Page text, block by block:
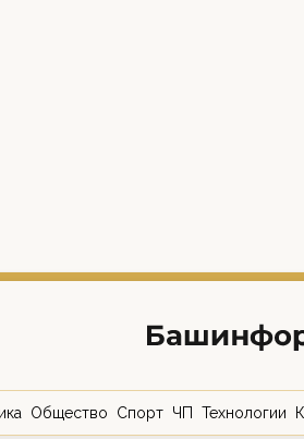
Общество Спорт ЧП Технологии